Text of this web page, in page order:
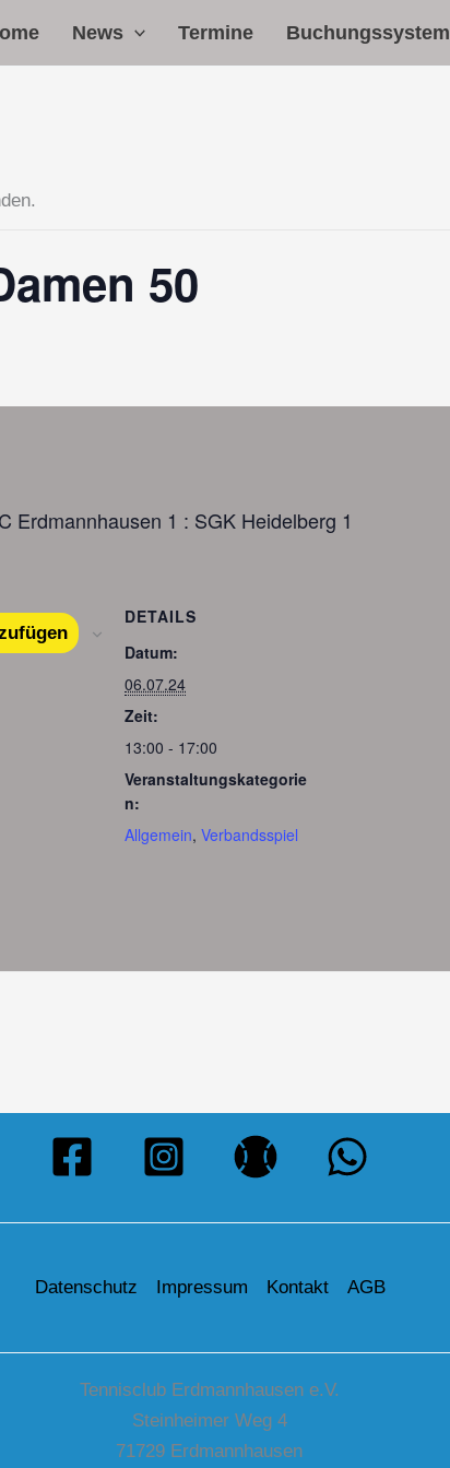
News Termine Buchungssystem
50
Erdmannhausen 1 : SGK Heidelberg 1
DETAILS
Datum:
06.07.24
Zeit:
13:00 - 17:00
Veranstaltungskategorie
n:
Allgemein,Verbandsspiel
Datenschutz Impressum Kontakt AGB
Tennisclub Erdmannhausen e.V.
Steinheimer Weg 4
71729 Erdmannhausen